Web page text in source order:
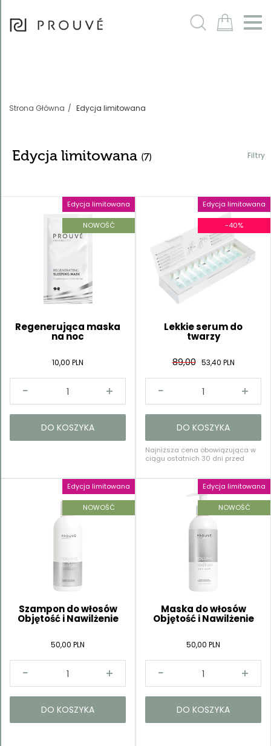
m
Strona Główna Edycja limitowana
Edycja limitowana (7) Filtry
Edycja limitowana
NOWOŚĆ
Regenerująca maska
na noc
10,00 PLN
DO KOSZYKA
Edycja limitowana
-40%
Lekkie serum do
twarzy
89,00 53,40 PLN
DO KOSZYKA
Najniższa cena obowiązująca w
ciągu ostatnich 30 dni przed
Edycja limitowana
NOWOŚĆ
Szampon do włosów
Objętość i Nawilżenie
50,00 PLN
DO KOSZYKA
Edycja limitowana
NOWOŚĆ
Maska do włosów
Objętość i Nawilżenie
50,00 PLN
DO KOSZYKA
Filtry
Kategorie